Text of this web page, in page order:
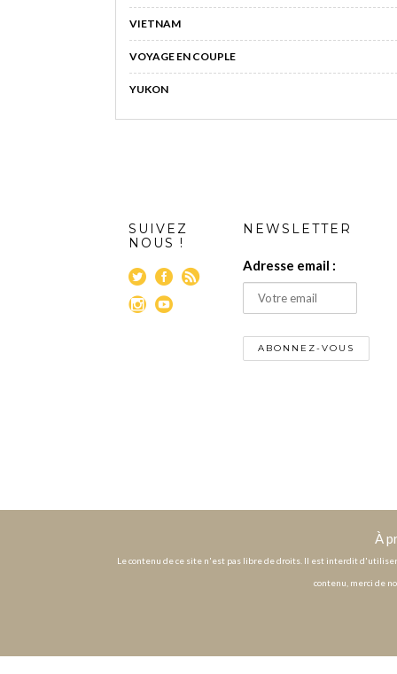
VIETNAM
VOYAGE EN COUPLE
YUKON
SUIVEZ
NOUS !
NEWSLETTER
Adresse email :
À
Le contenu de ce site n'est pas libre de droits. Il est interdit
contenu, merci de